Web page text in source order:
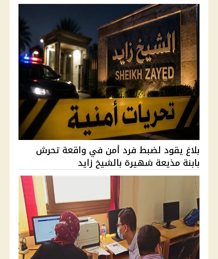
بلاغ يقود لضبط فرد أمن في واقعة تحرش
بابنة مذيعة شهيرة بالشيخ زايد